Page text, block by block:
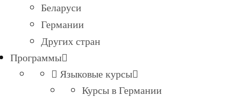
Беларуси
Германии
Других стран
Программы
Языковые курсы
Курсы в Германии